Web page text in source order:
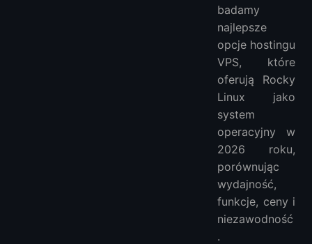
badamy
najlepsze
opcje hostingu
VPS, które
oferują Rocky
Linux jako
system
operacyjny w
2026 roku,
porównując
wydajność,
funkcje, ceny i
niezawodność
.